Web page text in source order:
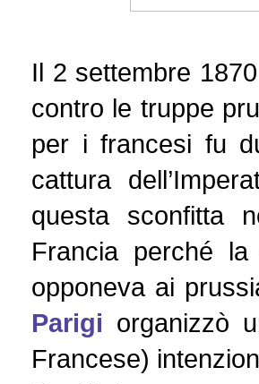
Il 2 settembre
contro le truppe
per i francesi fu
cattura
questa sconfitta
Francia perché
opponeva ai
Parigi organizzò
Francese)